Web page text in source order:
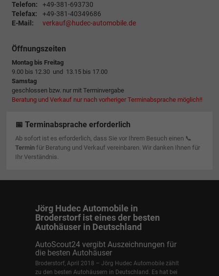
Telefon:
+49-381-693730
Telefax:
+49-381-40349686
E-Mail:
verkauf@hudec-automobile.de
Öffnungszeiten
Montag bis Freitag
9.00 bis 12.30 und 13.15 bis 17.00
Samstag
geschlossen bzw. nur mit Terminvergabe
Beratung und Verkauf nur nach vorheriger Terminabsprache möglich!!
📅 Terminabsprache erforderlich
Ab sofort ist es erforderlich, dass Sie vor Ihrem Besuch einen 📞
Terminfür Beratung und Verkauf vereinbaren. Wir danken Ihnen für
Ihr Verständnis.
Jörg Hudec Automobile in
Broderstorf ist eines der besten
Autohäuser in Deutschland
AutoScout24 vergibt Auszeichnungen für
die besten Autohäuser
Broderstorf, April 2018 – Jörg Hudec Automobile zählt
zu den besten Autohäusern in Deutschland. Es hat bei